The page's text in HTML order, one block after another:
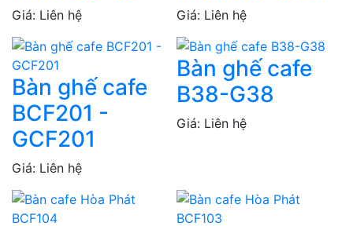
Giá: Liên hệ Giá: Liên hệ
Bàn ghế cafe
BCF201 -
GCF201
Giá: Liên hệ
Bàn ghế cafe
B38-G38
Giá: Liên hệ